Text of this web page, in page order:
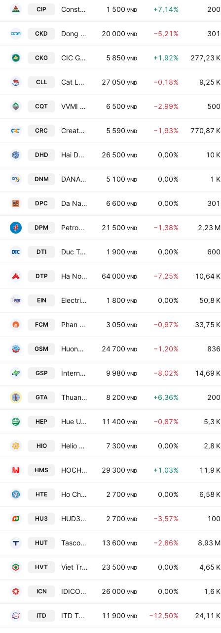
CIP Construction And Industrial Production Joint Stock Co 1 500 VND +7,14% 200
CKD Dong Anh Mechanical JSC 20 000 VND −5,21% 301
CKG CIC Group Joint Stock Company 5 850 VND +1,92% 277,23 K
CLL Cat Lai Port Joint Stock Company 27 050 VND −0,18% 9,25 K
CQT VVMI Quan Trieu Cement Joint Stock Co 6 500 VND −2,99% 500
CRC Create Capital Vietnam Joint Stock Company Ltd 5 590 VND −1,93% 770,87 K
DHD Hai Duong Pharmaceutical Medical Material Joint Stock Co 26 500 VND 0,00% 10 K
DNM DANAMECO Medical JSC 5 100 VND 0,00% 1 K
DPC Da Nang Plastic Joint Stock Company 6 600 VND 0,00% 301
DPM Petrovietnam Fertilizer & Chemicals Corp. 21 500 VND −1,38% 2,23 M
DTI Duc Trung investment Joint stock Co 1 900 VND 0,00% 600
DTP Ha Noi CPC1 Pharmaceutical JSC 64 000 VND −7,25% 10,64 K
EIN Electricity Investment- Service-Trade Joint Stock Co 1 800 VND 0,00% 50,8 K
FCM Phan Vu Ha Nam Concrete JSC 3 050 VND −0,97% 33,75 K
GSM Huong Son Hydro Power Joint Stocks Co 24 700 VND −1,20% 836
GSP International Gas Product Shipping JSC 9 980 VND −8,02% 14,69 K
GTA Thuan An Wood Proccesing Joint Stock Company 8 200 VND +6,36% 200
HEP Hue Urban Environment and Public Works Joint Stock Co 11 400 VND −0,87% 5,3 K
HIO Helio Energy Joint Stock Company 7 300 VND 0,00% 2,8 K
HMS HOCHIMINH Museum Construction Joint Stock Co 29 300 VND +1,03% 11,9 K
HTE Ho Chi Minh City Electric Power Trading Investment Corporation 2 700 VND 0,00% 6,58 K
HU3 HUD3 Investment & Construction JSC 2 700 VND −3,57% 100
HUT Tasco Joint Stock Company 13 600 VND −2,86% 8,93 M
HVT Viet Tri Chemical JSC 23 500 VND 0,00% 4,65 K
ICN IDICO Investment Construction Oil and Natural Gas JSC 26 000 VND 0,00% 1,6 K
ITD ITD Technology Corporation 11 900 VND −12,50% 24,11 K